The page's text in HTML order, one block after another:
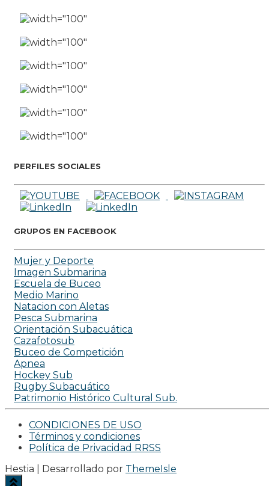
PERFILES SOCIALES
GRUPOS EN FACEBOOK
Mujer y Deporte
Imagen Submarina
Escuela de Buceo
Medio Marino
Natacion con Aletas
Pesca Submarina
Orientación Subacuática
Cazafotosub
Buceo de Competición
Apnea
Hockey Sub
Rugby Subacuático
Patrimonio Histórico Cultural Sub.
CONDICIONES DE USO
Términos y condiciones
Política de Privacidad RRSS
Hestia | Desarrollado por ThemeIsle